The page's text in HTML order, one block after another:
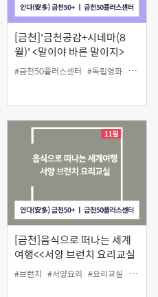
[금천]'금천공감+시네마(8
월)' <말이야 바른 말이지>
#금천50플러스센터 #독립영화 #무료상영
[금천]음식으로 떠나는 세계
여행<<서양 브런치 요리교실
>>
#브런치 #서양요리 #요리교실 #인생설계